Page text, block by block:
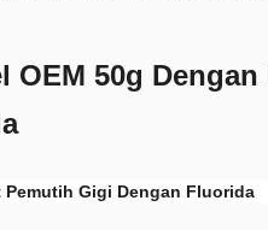
50g Dengan
Pemutih Gigi Dengan Fluorida